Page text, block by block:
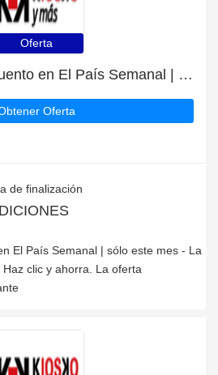
Oferta
Hasta 5% de descuento en El País Semanal | sólo este mes
Oferta
de finalización
El País Semanal | sólo este mes - La
clic y ahorra. La oferta